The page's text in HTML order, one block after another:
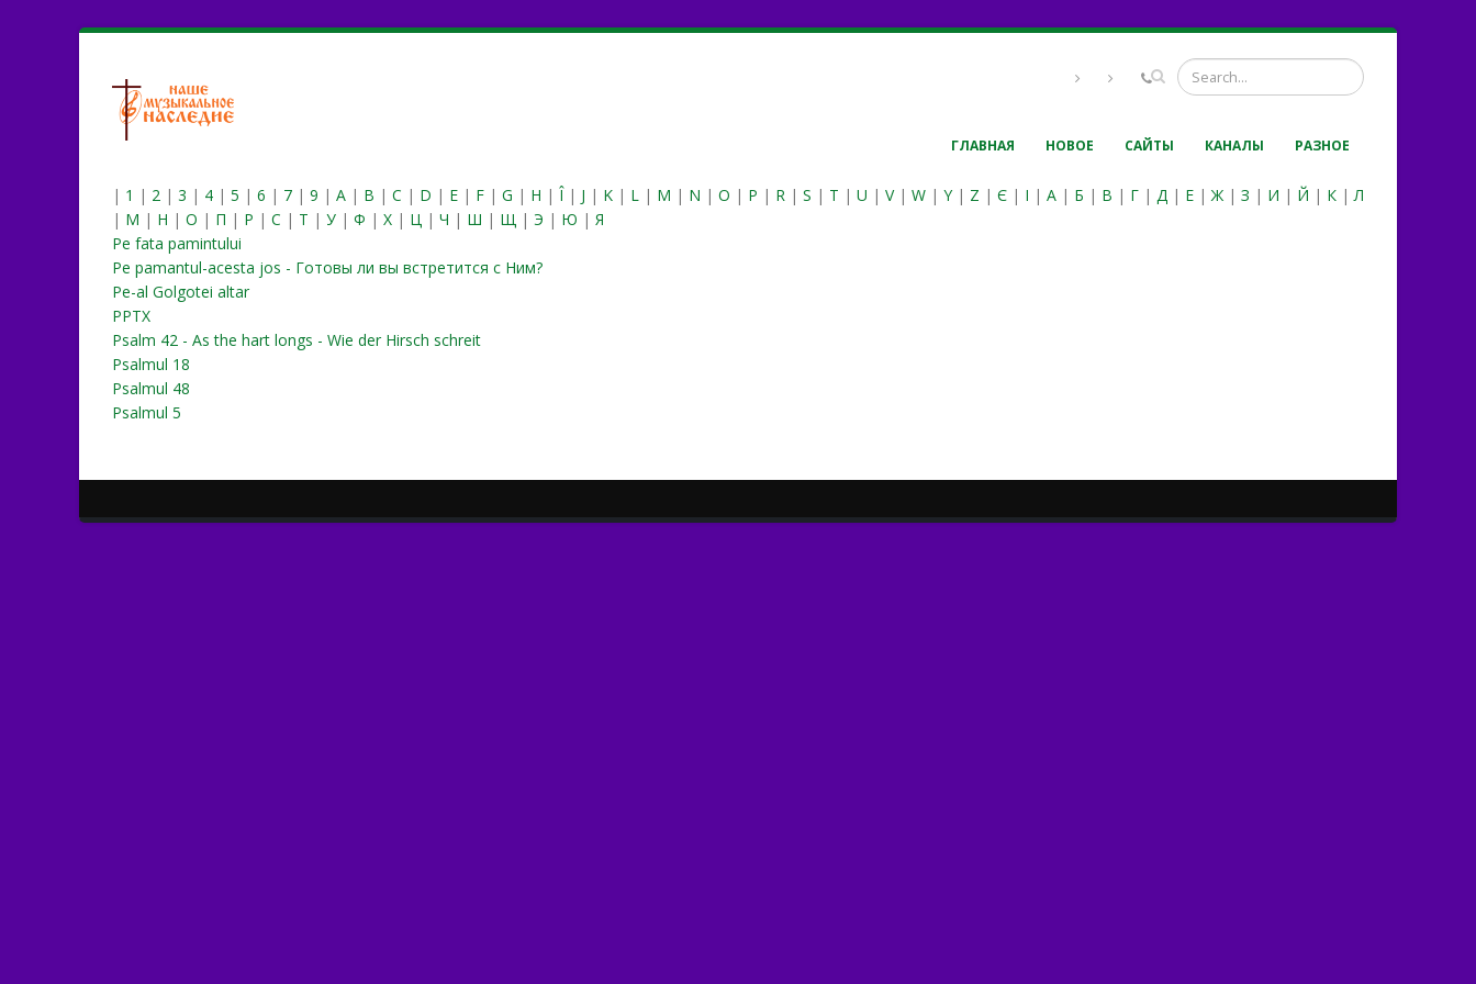
ГЛАВНАЯ НОВОЕ САЙТЫ КАНАЛЫ РАЗНОЕ
| 1 | 2 | 3 | 4 | 5 | 6 | 7 | 9 | A | B | C | D | E | F | G | H | Î | J | K | L | M | N | O | P | R | S | T | U | V | W | Y | Z | Є | І | А | Б | В | Г | Д | Е |Ж | З | И | Й | К |Л
| М | Н | О | П | Р | С | Т | У | Ф | Х | Ц | Ч | Ш | Щ | Э | Ю | Я
Pe fata pamintului
Pe pamantul-acesta jos - Готовы ли вы встретится с Ним?
Pe-al Golgotei altar
PPTX
Psalm 42 - As the hart longs - Wie der Hirsch schreit
Psalmul 18
Psalmul 48
Psalmul 5